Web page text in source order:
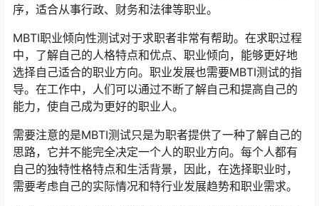
序，适合从事行政、财务和法律等职业。
MBTI职业倾向性测试对于求职者非常有帮助。在求职过程
中，了解自己的人格特点和优点、职业倾向，能够更好地
选择自己适合的职业方向。职业发展也需要MBTI测试的指
导。在工作中，人们可以通过不断了解自己和提高自己的
能力，使自己成为更好的职业人。
需要注意的是MBTI测试只是为职者提供了一种了解自己的
思路，它并不能完全决定一个人的职业方向。每个人都有
自己的独特性格特点和生活背景，因此，在选择职业时，
需要考虑自己的实际情况和特行业发展趋势和职业需求。